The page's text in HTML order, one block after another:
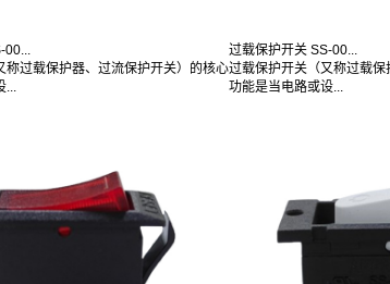
称过载保护器、过流保护开关）的核心
过载保护开关 SS-00...
过载保护开关（又称过载
功能是当电路或设...